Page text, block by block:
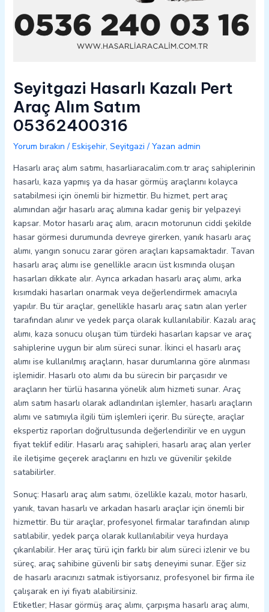
Seyitgazi Hasarlı Kazalı Pert
Araç Alım Satım
05362400316
Yorum bırakın / Eskişehir, Seyitgazi / Yazan admin
Hasarlı araç alım satımı, hasarliaracalim.com.tr araç sahiplerinin
hasarlı, kaza yapmış ya da hasar görmüş araçlarını kolayca
satabilmesi için önemli bir hizmettir. Bu hizmet, pert araç
alımından ağır hasarlı araç alımına kadar geniş bir yelpazeyi
kapsar. Motor hasarlı araç alım, aracın motorunun ciddi şekilde
hasar görmesi durumunda devreye girerken, yanık hasarlı araç
alımı, yangın sonucu zarar gören araçları kapsamaktadır. Tavan
hasarlı araç alımı ise genellikle aracın üst kısmında oluşan
hasarları dikkate alır. Ayrıca arkadan hasarlı araç alımı, arka
kısımdaki hasarları onarmak veya değerlendirmek amacıyla
yapılır. Bu tür araçlar, genellikle hasarlı araç satın alan yerler
tarafından alınır ve yedek parça olarak kullanılabilir. Kazalı araç
alımı, kaza sonucu oluşan tüm türdeki hasarları kapsar ve araç
sahiplerine uygun bir alım süreci sunar. İkinci el hasarlı araç
alımı ise kullanılmış araçların, hasar durumlarına göre alınması
işlemidir. Hasarlı oto alımı da bu sürecin bir parçasıdır ve
araçların her türlü hasarına yönelik alım hizmeti sunar. Araç
alım satım hasarlı olarak adlandırılan işlemler, hasarlı araçların
alımı ve satımıyla ilgili tüm işlemleri içerir. Bu süreçte, araçlar
ekspertiz raporları doğrultusunda değerlendirilir ve en uygun
fiyat teklif edilir. Hasarlı araç sahipleri, hasarlı araç alan yerler
ile iletişime geçerek araçlarını en hızlı ve güvenilir şekilde
satabilirler.
Sonuç: Hasarlı araç alım satımı, özellikle kazalı, motor hasarlı,
yanık, tavan hasarlı ve arkadan hasarlı araçlar için önemli bir
hizmettir. Bu tür araçlar, profesyonel firmalar tarafından alınıp
satılabilir, yedek parça olarak kullanılabilir veya hurdaya
çıkarılabilir. Her araç türü için farklı bir alım süreci izlenir ve bu
süreç, araç sahibine güvenli bir satış deneyimi sunar. Eğer siz
de hasarlı aracınızı satmak istiyorsanız, profesyonel bir firma ile
çalışarak en iyi fiyatı alabilirsiniz.
Etiketler; Hasar görmüş araç alımı, çarpışma hasarlı araç alımı,